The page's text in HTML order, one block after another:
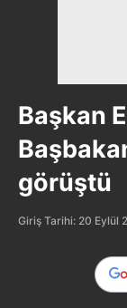
Başkan
görüştü
Giriş Tarihi: 20 Eylül